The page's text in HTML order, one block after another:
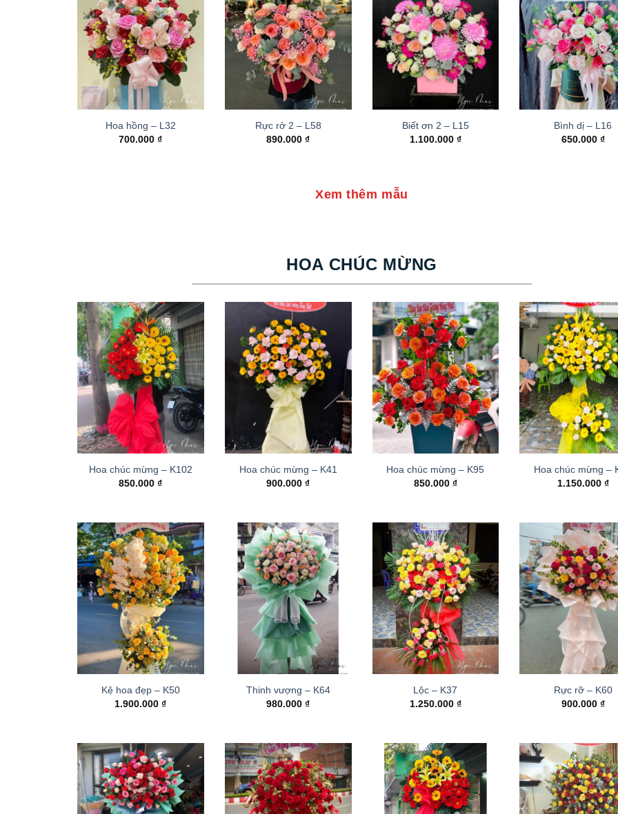
Hoa hồng – L32
700.000₫
Rực rở 2 – L58
890.000₫
Biết ơn 2 – L15
1.100.000 ₫
Bình dị – L16
650.000 ₫
Xem thêm mẫu
HOA CHÚC MỪNG
Hoa chúc mừng – K102
850.000₫
Hoa chúc mừng – K41
900.000₫
Hoa chúc mừng – K95
850.000 ₫
Hoa chúc mừng –
1.150.000 ₫
Kệ hoa đẹp – K50
1.900.000₫
Thinh vượng – K64
980.000₫
Lộc – K37
1.250.000 ₫
Rực rỡ – K60
900.000 ₫